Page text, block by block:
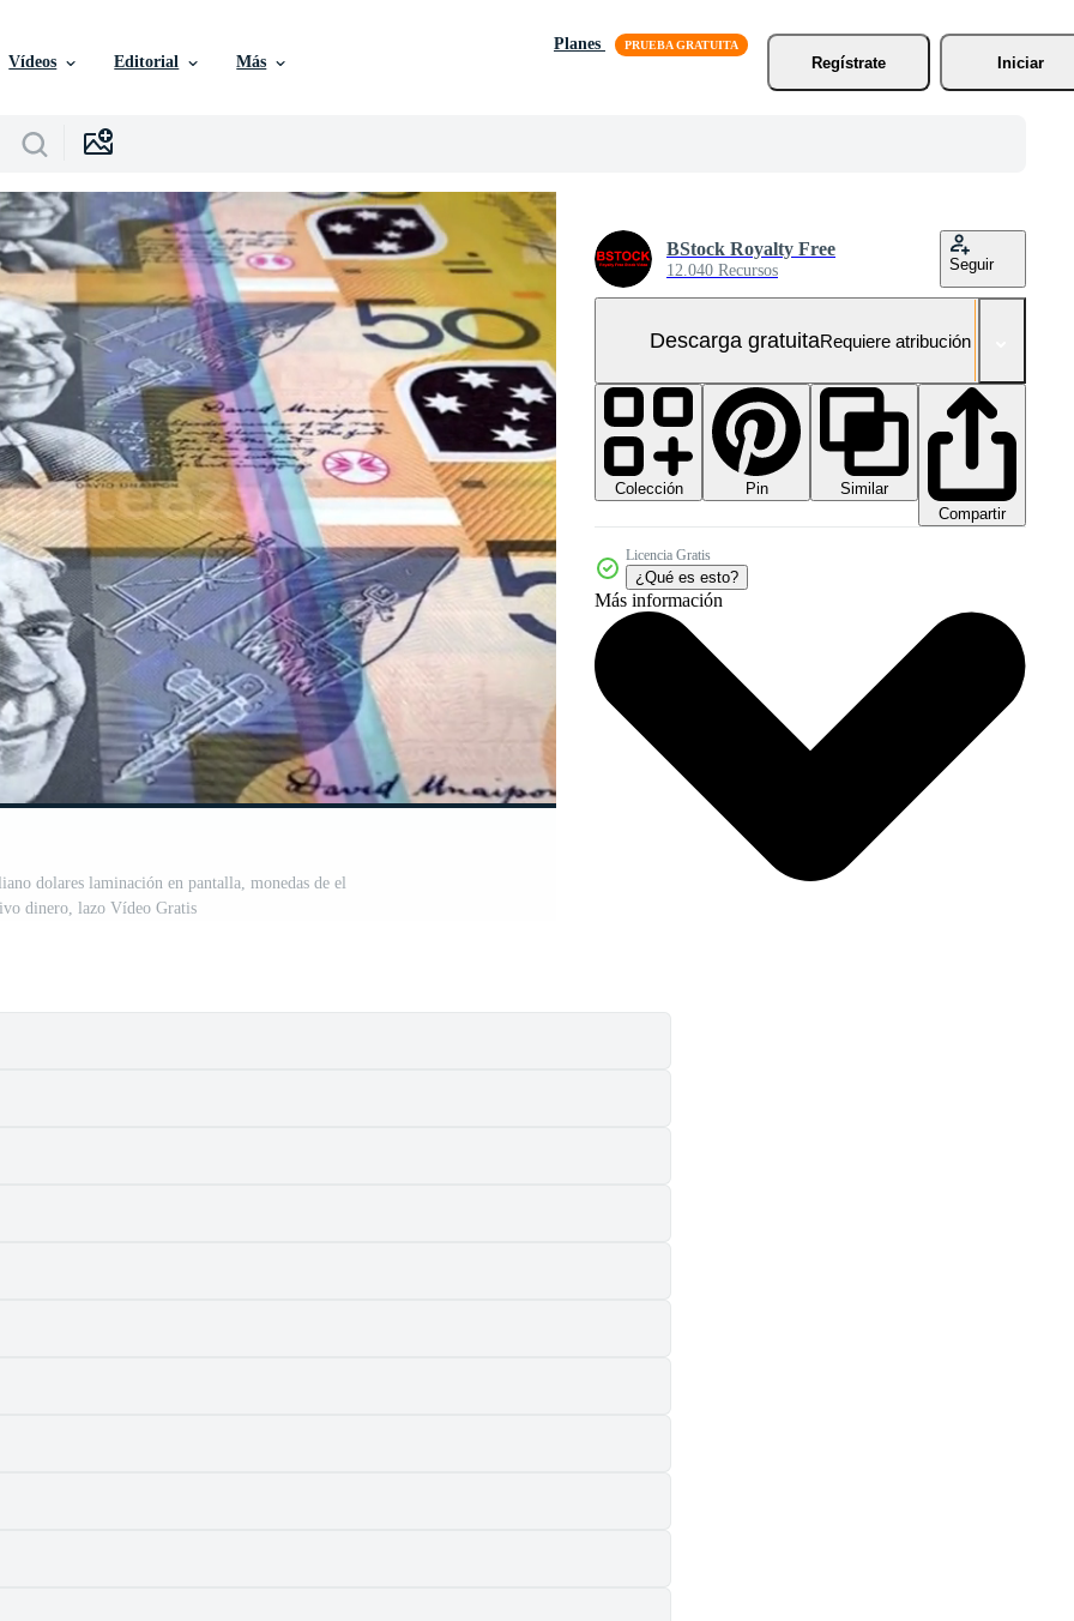
Vídeos Editorial Más
Planes
Regístrate
Iniciar
dolares laminación en pantalla, monedas de el
dinero, lazo Vídeo Gratis
BStock Royalty Free
12.040 Recursos Seguir
Descarga gratuitaRequiere atribución
Colección Pin
Similar
Compartir
Licencia Gratis
¿Qué es esto?
Más información